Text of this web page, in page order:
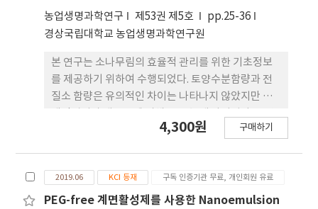
류하게 된 류큐는 중국 최신의 나전칠기 제작 기술과
양식을 수용할 수 있는 환경을 갖추게 되었다. 또한 당
로 대표되는 중국풍 나전칠기가 인기를 끌었으나, 왕
조 교체기의 혼란 및 청(淸, 1616~1912)의 해금 정책
이 이어지면서 일본 내 중국제 나전칠기의 공급에 차
질이 생 겼을 것이다. 이러한 상황에서 사쓰마 번에 종
속된 류큐는 사쓰마의 요구에 따라 중국풍 나전칠기
반영한 미술 문화로 파악하고자 한 시도로, 류큐제 누
각산수인물문 나전칠기가 중국제 나전칠기의 수급이
농업생명과학연구 제53권 제5호
pp.25-36
경상국립대학교 농업생명과학연구원
본 연구는 소나무림의 효율적 관리를 위한 기초정보
를 제공하기 위하여 수행되었다. 토양수분함량과 전
질소 함량은 유의적인 차이는 나타나지 않았지만 위
pH, 유기물 함량, 유효인산, 치환성양이온은 위생간
나무가 위생간벌지의 교목층, 아교목층, 관목 층에서
상대적으로 높은 중요치를 보였으며, 대조구에서는
4,300원 구매하기
2019.06 KCI 등재 구독 인증기관 무료, 개인회원 유료
PEG-free 계면활성제를 사용한 Nanoemulsion